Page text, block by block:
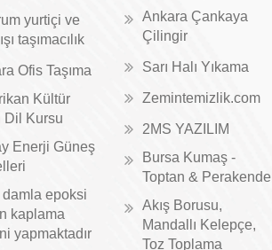
yurtiçi ve
taşımacılık
Ofis Taşıma
Kültür
Dil Kursu
Enerji Güneş
damla epoksi
kaplama
yapmaktadır
Ankara Çankaya
Çilingir
Sarı Halı Yıkama
Zemintemizlik.com
2MS YAZILIM
Bursa Kumaş -
Toptan & Perakende
Akış Borusu,
Mandallı Kelepçe,
Toz Toplama